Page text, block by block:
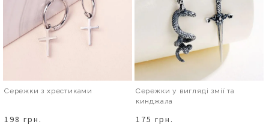
Сережки з хрестиками
198 грн.
Сережки у вигляді змії та
кинджала
175 грн.